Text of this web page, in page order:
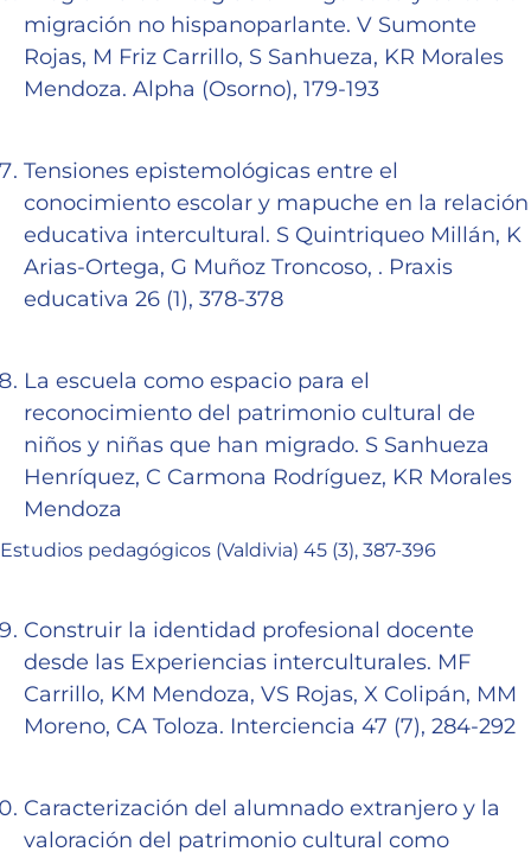
migración no hispanoparlante. V Sumonte
Rojas, M Friz Carrillo, S Sanhueza, KR Morales
Mendoza. Alpha (Osorno), 179-193
Tensiones epistemológicas entre el
conocimiento escolar y mapuche en la relación
educativa intercultural. S Quintriqueo Millán, K
Arias-Ortega, G Muñoz Troncoso, . Praxis
educativa 26 (1), 378-378
La escuela como espacio para el
reconocimiento del patrimonio cultural de
niños y niñas que han migrado. S Sanhueza
Henríquez, C Carmona Rodríguez, KR Morales
Mendoza
Estudios pedagógicos (Valdivia) 45 (3), 387-396
Construir la identidad profesional docente
desde las Experiencias interculturales. MF
Carrillo, KM Mendoza, VS Rojas, X Colipán, MM
Moreno, CA Toloza. Interciencia 47 (7), 284-292
Caracterización del alumnado extranjero y la
valoración del patrimonio cultural como